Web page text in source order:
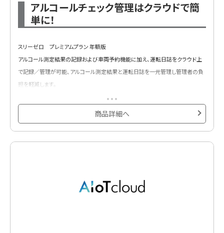
アルコールチェック管理はクラウドで簡
単に！
スリーゼロ プレミアムプラン 年額版
アルコール測定結果の記録および車両予約機能に加え、運転日誌をクラウド上
で記録／管理が可能、アルコール測定結果と運転日誌を一元管理し管理者の負
担を軽減します。
商品詳細へ